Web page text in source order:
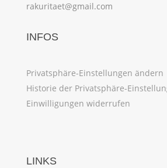
rakuritaet@gmail.com
INFOS
Privatsphäre-Einstellungen ändern
Historie der Privatsphäre-
Einwilligungen widerrufen
LINKS